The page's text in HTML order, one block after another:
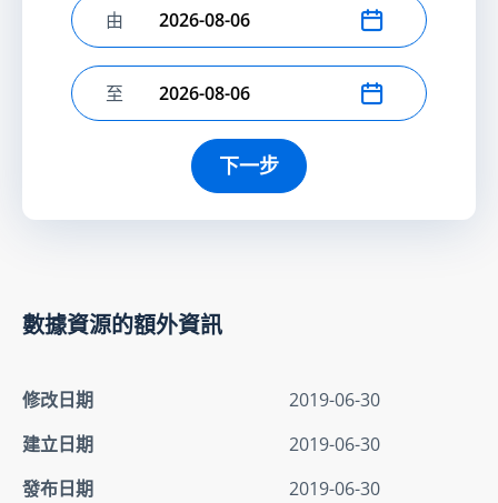
選擇開始日期
由
選擇結束日期
至
下一步
數據資源的額外資訊
修改日期
2019-06-30
建立日期
2019-06-30
發布日期
2019-06-30